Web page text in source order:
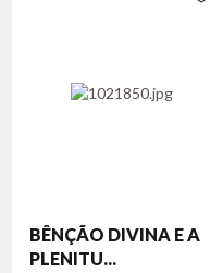
BÊNÇÃO DIVINA E A
PLENITU...